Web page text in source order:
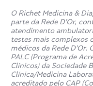
são:
Exame de
Mede a quantidade total
tanto o cálcio ligado às
Esse exame é útil para
O Richet Medicina &
parte da Rede D’Or,
atendimento
testes mais complexos
médicos da Rede
PALC (Programa de
Clínicos) da Sociedade
Clínica/Medicina
acreditado pelo CAP